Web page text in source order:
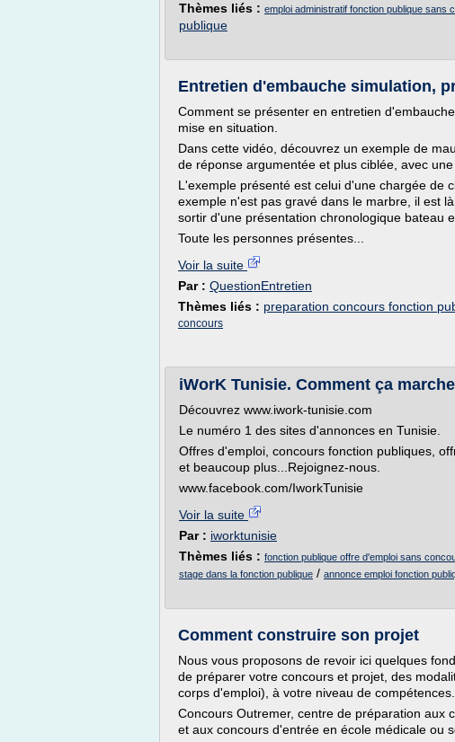
Thèmes liés : emploi administratif fonction publique sans
publique
Entretien d'embauche simulation,
Comment se présenter en entretien
mise en situation.
Dans cette vidéo, découvrez un exemple de
de réponse argumentée et plus ciblée, avec
L'exemple présenté est celui d'une chargée de
exemple n'est pas gravé dans le marbre, il est
sortir d'une présentation chronologique bateau
Toute les personnes présentes...
Voir la suite
Par : QuestionEntretien
Thèmes liés : preparation concours fonction
concours
iWorK Tunisie. Comment ça
Découvrez www.iwork-tunisie.com
Le numéro 1 des sites d'annonces en Tunisie.
Offres d'emploi, concours fonction publiques,
et beaucoup plus...Rejoignez-nous.
www.facebook.com/IworkTunisie
Voir la suite
Par : iworktunisie
Thèmes liés : fonction publique offre d'emploi sans
stage dans la fonction publique / annonce emploi fonction
Comment construire son projet
Nous vous proposons de revoir ici quelques
de préparer votre concours et projet, des
corps d'emploi), à votre niveau de compétences.
Concours Outremer, centre de préparation aux
et aux concours d'entrée en école médicale ou